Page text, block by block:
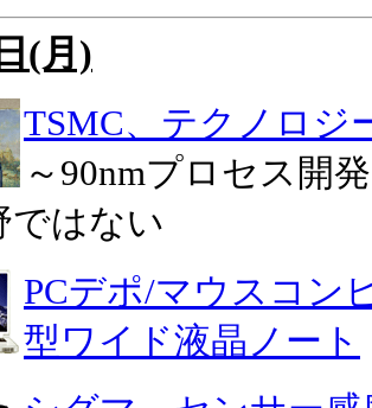
(月)
TSMC、テクノロジ
～90nmプロセス開
ではない
PCデポ/マウスコン
型ワイド液晶ノート